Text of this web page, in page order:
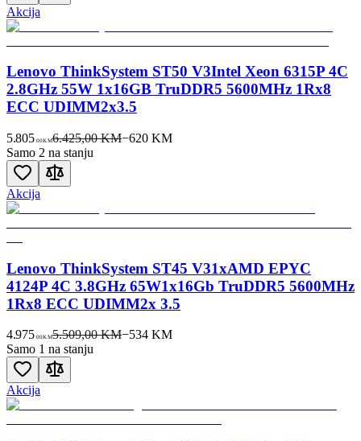
Akcija
Lenovo ThinkSystem ST50 V3Intel Xeon 6315P 4C
2.8GHz 55W 1x16GB TruDDR5 5600MHz 1Rx8
ECC UDIMM2x3.5
5.805 00KM6.425,00 KM−620KM
Samo 2 na stanju
Akcija
Lenovo ThinkSystem ST45 V31xAMD EPYC
4124P 4C 3.8GHz 65W1x16Gb TruDDR5 5600MHz
1Rx8 ECC UDIMM2x 3.5
4.975 00KM5.509,00 KM−534KM
Samo 1 na stanju
Akcija